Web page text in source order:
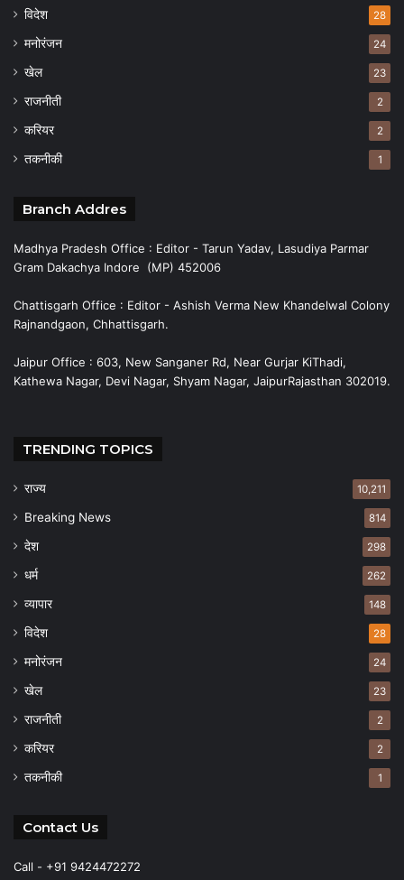
विदेश 28
मनोरंजन 24
खेल 23
राजनीती 2
करियर 2
तकनीकी 1
Branch Addres
Madhya Pradesh Office : Editor - Tarun Yadav, Lasudiya Parmar
Gram Dakachya Indore (MP) 452006
Chattisgarh Office : Editor - Ashish Verma New Khandelwal Colony
Rajnandgaon, Chhattisgarh.
Jaipur Office : 603, New Sanganer Rd, Near Gurjar KiThadi,
Kathewa Nagar, Devi Nagar, Shyam Nagar, JaipurRajasthan 302019.
TRENDING TOPICS
राज्य 10,211
Breaking News 814
देश 298
धर्म 262
व्यापार 148
विदेश 28
मनोरंजन 24
खेल 23
राजनीती 2
करियर 2
तकनीकी 1
Contact Us
Call - +91 9424472272